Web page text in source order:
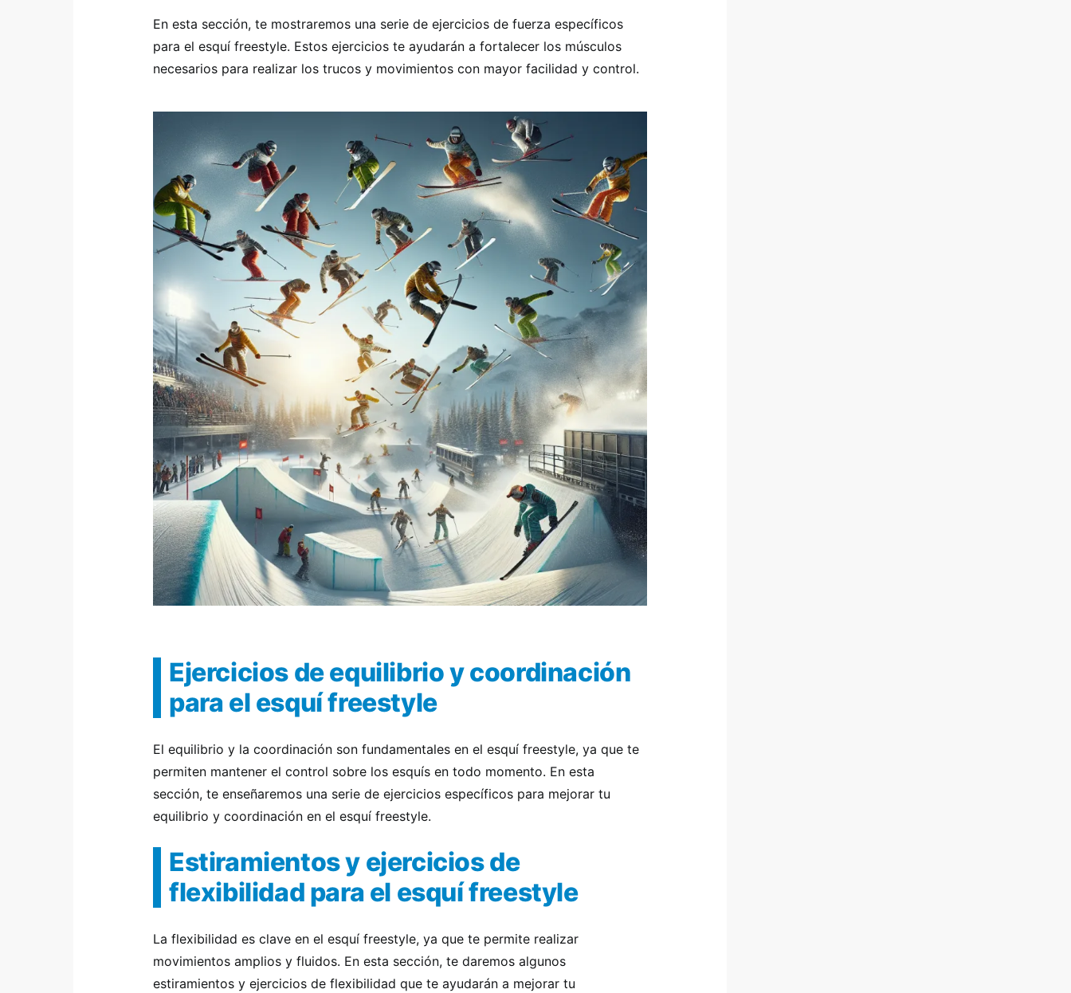
En esta sección, te mostraremos una serie de ejercicios de fuerza específicos
para el esquí freestyle. Estos ejercicios te ayudarán a fortalecer los músculos
necesarios para realizar los trucos y movimientos con mayor facilidad y control.
Ejercicios de equilibrio y coordinación
para el esquí freestyle
El equilibrio y la coordinación son fundamentales en el esquí freestyle, ya que te
permiten mantener el control sobre los esquís en todo momento. En esta
sección, te enseñaremos una serie de ejercicios específicos para mejorar tu
equilibrio y coordinación en el esquí freestyle.
Estiramientos y ejercicios de
flexibilidad para el esquí freestyle
La flexibilidad es clave en el esquí freestyle, ya que te permite realizar
movimientos amplios y fluidos. En esta sección, te daremos algunos
estiramientos y ejercicios de flexibilidad que te ayudarán a mejorar tu